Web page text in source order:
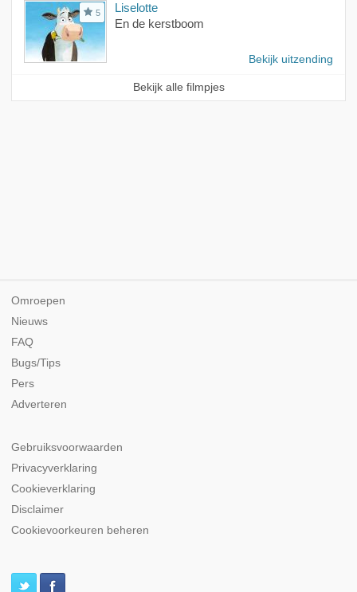
5
Liselotte
En de kerstboom
Bekijk uitzending
Bekijk alle filmpjes
Omroepen
Nieuws
FAQ
Bugs/Tips
Pers
Adverteren
Gebruiksvoorwaarden
Privacyverklaring
Cookieverklaring
Disclaimer
Cookievoorkeuren beheren